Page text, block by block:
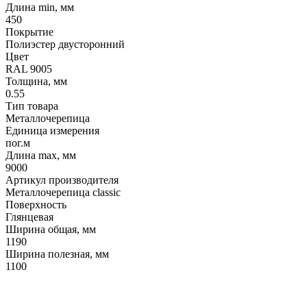
Длина min, мм
450
Покрытие
Полиэстер двусторонний
Цвет
RAL 9005
Толщина, мм
0.55
Тип товара
Металлочерепица
Единица измерения
пог.м
Длина max, мм
9000
Артикул производителя
Металлочерепица classic
Поверхность
Глянцевая
Ширина общая, мм
1190
Ширина полезная, мм
1100